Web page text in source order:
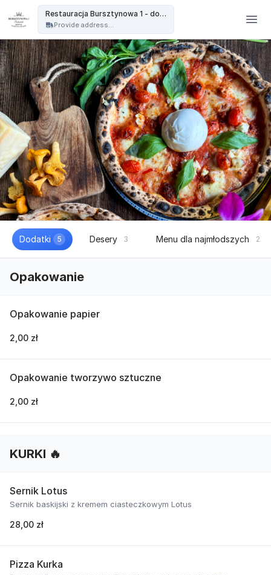
Restauracja Bursztynowa 1 - dowóz
Provide address...
Dodatki 5 Desery 3 Menu dla najmłodszych 2
Opakowanie
Opakowanie papier
2,00 zł
Opakowanie tworzywo sztuczne
2,00 zł
KURKI 🔥
Sernik Lotus
Sernik baskijski z kremem ciasteczkowym Lotus
28,00 zł
Pizza Kurka